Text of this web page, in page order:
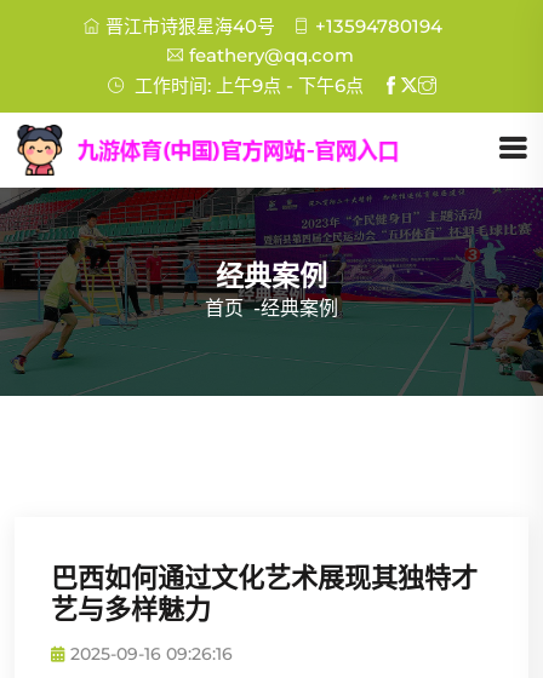
晋江市诗狠星海40号
+13594780194
feathery@qq.com
工作时间: 上午9点 - 下午6点
经典案例
首页 -经典案例
巴西如何通过文化艺术展现其独特才
艺与多样魅力
2025-09-16 09:26:16